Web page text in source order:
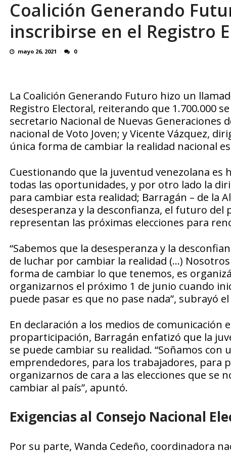
Reino Unido dejará millonaria donación
Coalición Generando
inscribirse en el Registro
mayo 26, 2021 0
La Coalición Generando Futuro hizo un
Registro Electoral, reiterando que 1.700.000
secretario Nacional de Nuevas Generaciones
nacional de Voto Joven; y Vicente Vázquez,
única forma de cambiar la realidad nacional
Cuestionando que la juventud venezolana
todas las oportunidades, y por otro lado la
para cambiar esta realidad; Barragán – de la
desesperanza y la desconfianza, el futuro
representan las próximas elecciones para
“Sabemos que la desesperanza y la
de luchar por cambiar la realidad (…)
forma de cambiar lo que tenemos, es
organizarnos el próximo 1 de junio cuando
puede pasar es que no pase nada”, subrayó
En declaración a los medios de
proparticipación, Barragán enfatizó que la
se puede cambiar su realidad. “Soñamos
emprendedores, para los trabajadores, para
organizarnos de cara a las elecciones que
cambiar al país”, apuntó.
Exigencias al Consejo Nacional
Por su parte, Wanda Cedeño, coordinadora